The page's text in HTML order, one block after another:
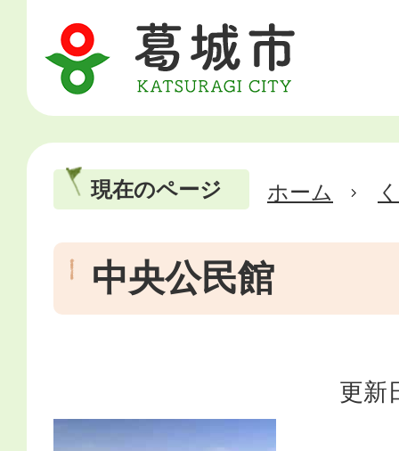
現在のページ ホーム
中央公民館
更新